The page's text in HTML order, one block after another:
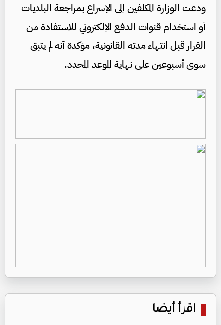
ودعت الوزارة المكلفين إلى الإسراع بمراجعة البلديات
أو استخدام قنوات الدفع الإلكتروني للاستفادة من
القرار قبل انتهاء مدته القانونية، مؤكدة أنه لم يتبق
سوى أسبوعين على نهاية الموعد المحدد.
اقرأ أيضا